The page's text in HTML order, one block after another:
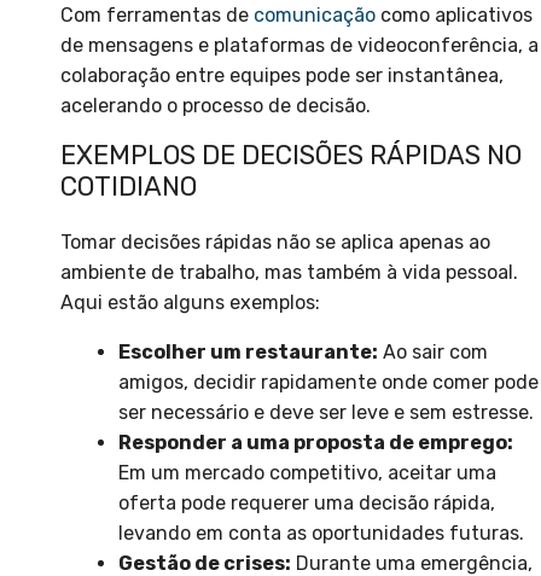
Com ferramentas de comunicação como aplicativos
de mensagens e plataformas de videoconferência, a
colaboração entre equipes pode ser instantânea,
acelerando o processo de decisão.
EXEMPLOS DE DECISÕES RÁPIDAS NO
COTIDIANO
Tomar decisões rápidas não se aplica apenas ao
ambiente de trabalho, mas também à vida pessoal.
Aqui estão alguns exemplos:
Escolher um restaurante: Ao sair com
amigos, decidir rapidamente onde comer pode
ser necessário e deve ser leve e sem estresse.
Responder a uma proposta de emprego:
Em um mercado competitivo, aceitar uma
oferta pode requerer uma decisão rápida,
levando em conta as oportunidades futuras.
Gestão de crises: Durante uma emergência,